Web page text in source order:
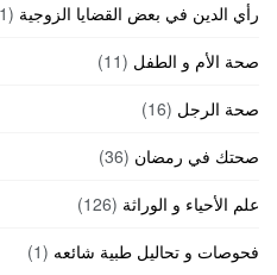
رأي الدين في بعض القضايا الزوجية (41)
صحة الأم و الطفل (11)
صحة الرجل (16)
صحتك في رمضان (36)
علم الأحياء و الوراثة (126)
فحوصات و تحاليل طبية شائعه (1)